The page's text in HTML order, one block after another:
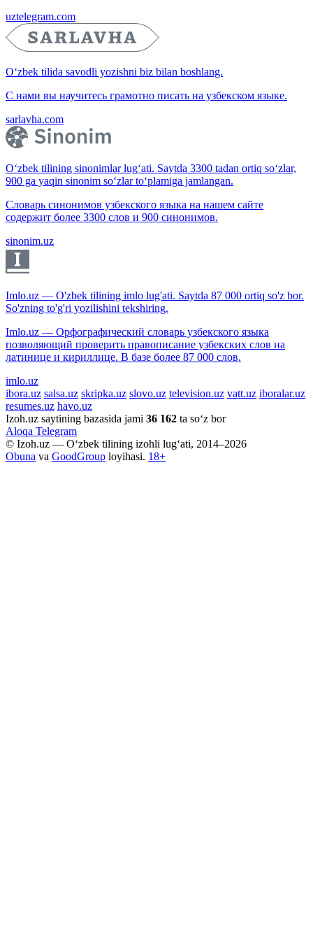
uztelegram.com
O‘zbek tilida savodli yozishni biz bilan boshlang.
С нами вы научитесь грамотно писать на узбекском языке.
sarlavha.com
O‘zbek tilining sinonimlar lug‘ati. Saytda 3300 tadan ortiq so‘zlar,
900 ga yaqin sinonim so‘zlar to‘plamiga jamlangan.
Словарь синонимов узбекского языка на нашем сайте
содержит более 3300 слов и 900 синонимов.
sinonim.uz
Imlo.uz — O'zbek tilining imlo lug'ati. Saytda 87 000 ortiq so'z bor.
So'zning to'g'ri yozilishini tekshiring.
Imlo.uz — Орфографический словарь узбекского языка
позволяющий проверить правописание узбекских слов на
латинице и кириллице. В базе более 87 000 слов.
imlo.uz
ibora.uz salsa.uz skripka.uz slovo.uz television.uz vatt.uz iboralar.uz
resumes.uz havo.uz
Izoh.uz saytining bazasida jami 36 162 ta so‘z bor
Aloqa Telegram
© Izoh.uz — O‘zbek tilining izohli lug‘ati, 2014–2026
Obuna va GoodGroup loyihasi. 18+